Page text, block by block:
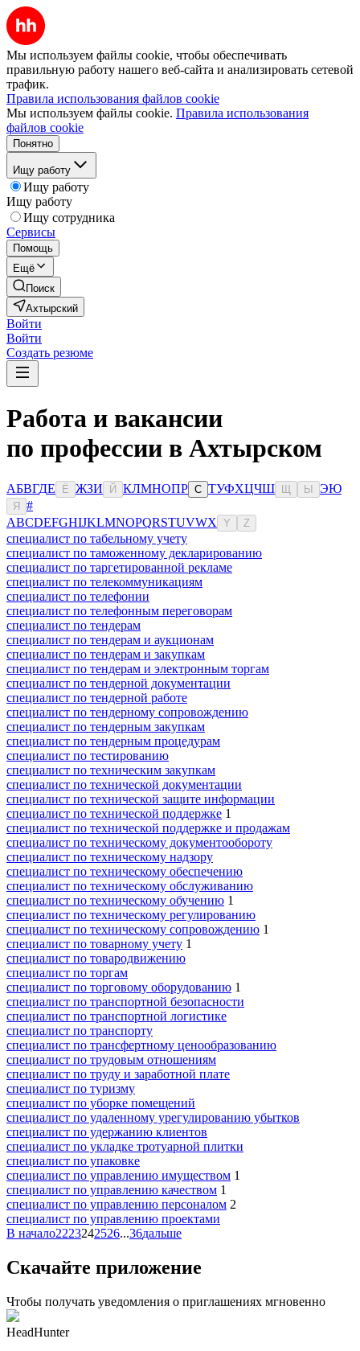
Мы используем файлы cookie, чтобы обеспечивать
правильную работу нашего веб-сайта и анализировать сетевой
трафик.
Правила использования файлов cookie
Мы используем файлы cookie. Правила использования
файлов cookie
Понятно
Ищу работу
Ищу работу
Ищу работу
Ищу сотрудника
Сервисы
Помощь
Ещё
Поиск
Ахтырский
Войти
Войти
Создать резюме
Работа и вакансии
по профессии в Ахтырском
АБВГДЕ Ё ЖЗИ Й КЛМНОПР С ТУФХЦЧШ Ы ЭЮ
Я
#
ABCDEFGHIJKLMNOPQRSTUVWX Y Z
специалист по табельному учету
специалист по таможенному декларированию
специалист по таргетированной рекламе
специалист по телекоммуникациям
специалист по телефонии
специалист по телефонным переговорам
специалист по тендерам
специалист по тендерам и аукционам
специалист по тендерам и закупкам
специалист по тендерам и электронным торгам
специалист по тендерной документации
специалист по тендерной работе
специалист по тендерному сопровождению
специалист по тендерным закупкам
специалист по тендерным процедурам
специалист по тестированию
специалист по техническим закупкам
специалист по технической документации
специалист по технической защите информации
специалист по технической поддержке 1
специалист по технической поддержке и продажам
специалист по техническому документообороту
специалист по техническому надзору
специалист по техническому обеспечению
специалист по техническому обслуживанию
специалист по техническому обучению 1
специалист по техническому регулированию
специалист по техническому сопровождению 1
специалист по товарному учету 1
специалист по товародвижению
специалист по торгам
специалист по торговому оборудованию 1
специалист по транспортной безопасности
специалист по транспортной логистике
специалист по транспорту
специалист по трансфертному ценообразованию
специалист по трудовым отношениям
специалист по труду и заработной плате
специалист по туризму
специалист по уборке помещений
специалист по удаленному урегулированию убытков
специалист по удержанию клиентов
специалист по укладке тротуарной плитки
специалист по упаковке
специалист по управлению имуществом 1
специалист по управлению качеством 1
специалист по управлению персоналом 2
специалист по управлению проектами
В начало2223242526...36дальше
Скачайте приложение
Чтобы получать уведомления о приглашениях мгновенно
HeadHunter